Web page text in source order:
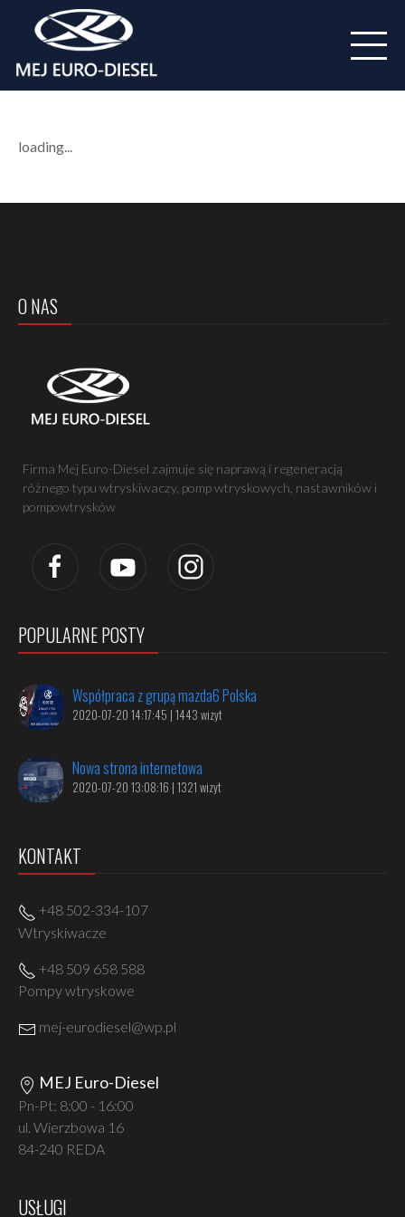
loading...
O NAS
Firma Mej Euro-Diesel zajmuje się naprawą i regeneracją
różnego typu wtryskiwaczy, pomp wtryskowych, nastawników i
pompowtrysków
POPULARNE POSTY
Współpraca z grupą mazda6 Polska
2020-07-20 14:17:45 | 1443 wizyt
Nowa strona internetowa
2020-07-20 13:08:16 | 1321 wizyt
KONTAKT
+48 502-334-107
Wtryskiwacze
+48 509 658 588
Pompy wtryskowe
mej-eurodiesel@wp.pl
MEJ Euro-Diesel
Pn-Pt: 8:00 - 16:00
ul. Wierzbowa 16
84-240 REDA
USŁUGI